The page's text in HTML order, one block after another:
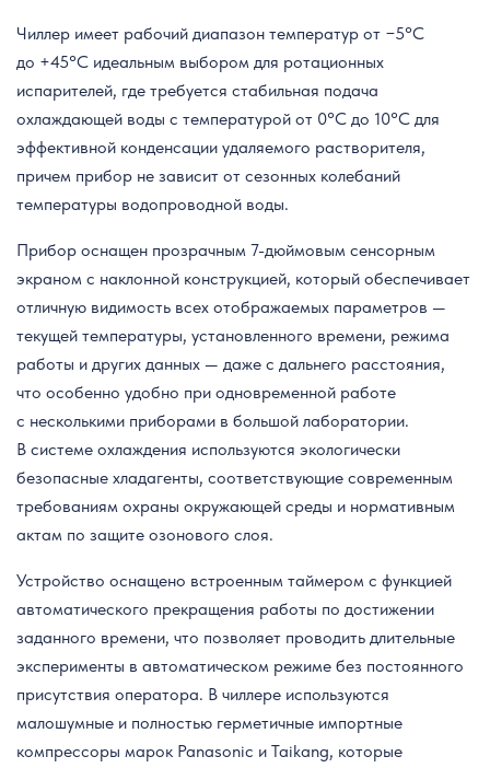
Чиллер имеет рабочий диапазон температур от −5°C
до +45°C идеальным выбором для ротационных
испарителей, где требуется стабильная подача
охлаждающей воды с температурой от 0°C до 10°C для
эффективной конденсации удаляемого растворителя,
причем прибор не зависит от сезонных колебаний
температуры водопроводной воды.
Прибор оснащен прозрачным 7-дюймовым сенсорным
экраном с наклонной конструкцией, который обеспечивает
отличную видимость всех отображаемых параметров —
текущей температуры, установленного времени, режима
работы и других данных — даже с дальнего расстояния,
что особенно удобно при одновременной работе
с несколькими приборами в большой лаборатории.
В системе охлаждения используются экологически
безопасные хладагенты, соответствующие современным
требованиям охраны окружающей среды и нормативным
актам по защите озонового слоя.
Устройство оснащено встроенным таймером с функцией
автоматического прекращения работы по достижении
заданного времени, что позволяет проводить длительные
эксперименты в автоматическом режиме без постоянного
присутствия оператора. В чиллере используются
малошумные и полностью герметичные импортные
компрессоры марок Panasonic и Taikang, которые